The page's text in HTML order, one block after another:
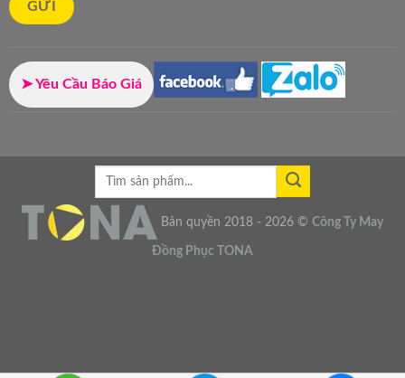
➤ Yêu Cầu Báo Giá
Bản quyền 2018 - 2026 © Công Ty May
Đồng Phục TONA